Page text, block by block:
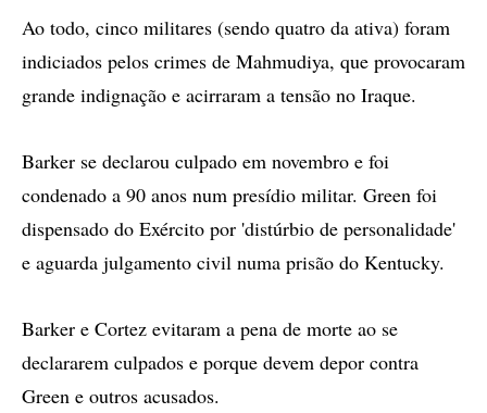
Ao todo, cinco militares (sendo quatro da ativa) foram
indiciados pelos crimes de Mahmudiya, que provocaram
grande indignação e acirraram a tensão no Iraque.
Barker se declarou culpado em novembro e foi
condenado a 90 anos num presídio militar. Green foi
dispensado do Exército por 'distúrbio de personalidade'
e aguarda julgamento civil numa prisão do Kentucky.
Barker e Cortez evitaram a pena de morte ao se
declararem culpados e porque devem depor contra
Green e outros acusados.